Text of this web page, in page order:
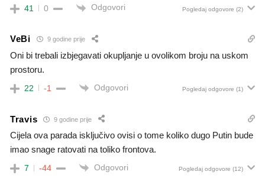
41 0 Odgovori Pogledaj odgovore (2)
VeBi 9 godine prije
Oni bi trebali izbjegavati okupljanje u ovolikom broju na uskom
prostoru.
22 -1 Odgovori Pogledaj odgovore (1)
Travis 9 godine prije
Cijela ova parada isključivo ovisi o tome koliko dugo Putin bude
imao snage ratovati na toliko frontova.
7 -44 Odgovori Pogledaj odgovore (12)